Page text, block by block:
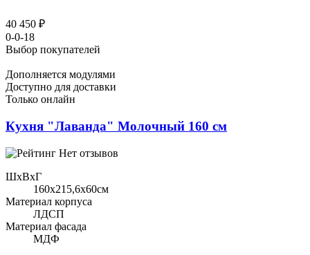
40 450 ₽
0-0-18
Выбор покупателей
Дополняется модулями
Доступно для доставки
Только онлайн
Кухня "Лаванда" Молочный 160 см
Нет отзывов
ШхВхГ
160x215,6х60см
Материал корпуса
ЛДСП
Материал фасада
МДФ